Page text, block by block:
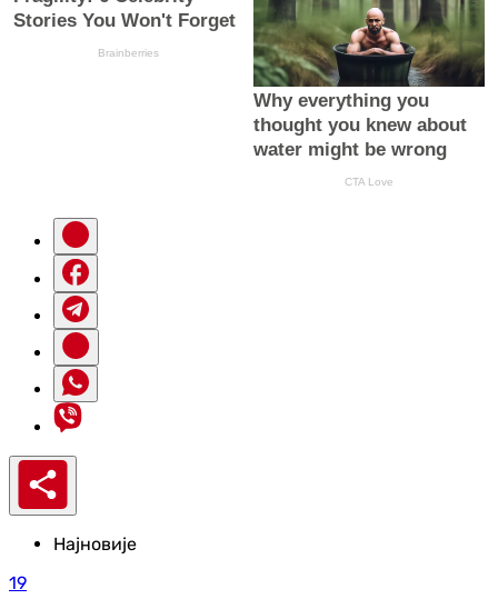
Најновије
19